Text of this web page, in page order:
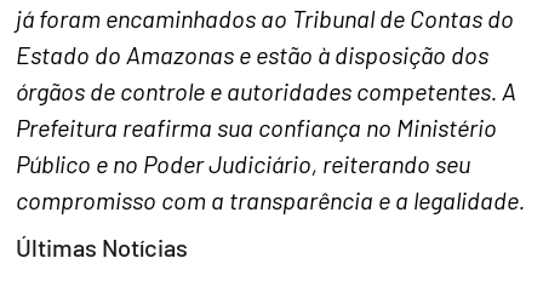
já foram encaminhados ao Tribunal de Contas do
Estado do Amazonas e estão à disposição dos
órgãos de controle e autoridades competentes. A
Prefeitura reafirma sua confiança no Ministério
Público e no Poder Judiciário, reiterando seu
compromisso com a transparência e a legalidade.
Últimas Notícias